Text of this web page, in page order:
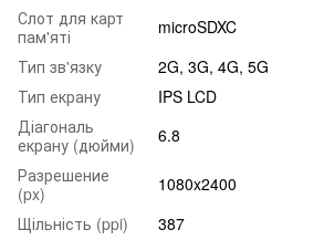
Слот для карт
пам'яті
microSDXC
Тип зв'язку
2G, 3G, 4G, 5G
Тип екрану
IPS LCD
Діагональ
екрану (дюйми)
6.8
Разрешение
(px)
1080x2400
Щільність (ppi)
387